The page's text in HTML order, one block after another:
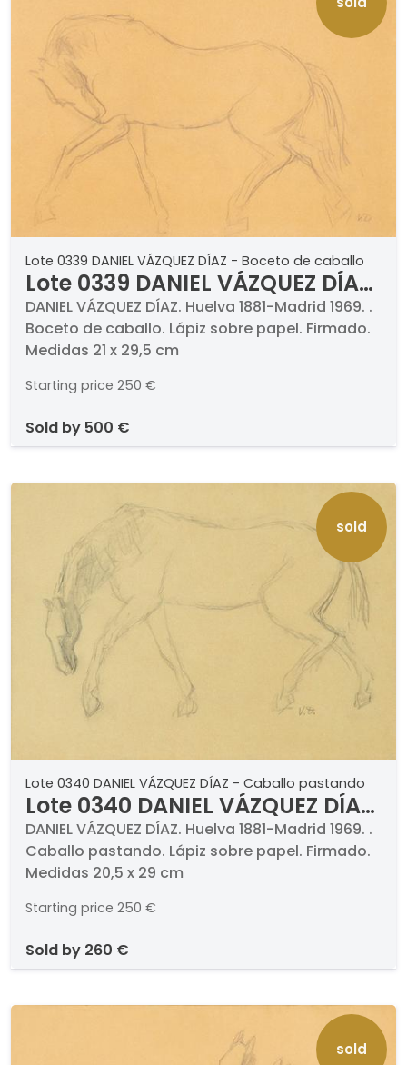
coleccionismo. Año XXIII nº 243, Madrid 1983,
pág. 22. VVAA, "Ortega Muñoz", Ed. Lunwerg,
Madrid 1989, (1º edición) pág. 179; (2º edición)
pág. 279. María Jesús Ávila Corchero, "Ortega
Muñoz", Ed. Fundación Caja Badajoz, Badajoz
2003, nº 30, pág. 66. Isabel García García,
"Ortega Muñoz. Catálogo Razonado", Ed.
Fundación Ortega Muñoz, Badajoz 2022, nº 160,
Lote 0339 DANIEL VÁZQUEZ DÍAZ - Boceto de caballo
Lote 0339 DANIEL VÁZQUEZ DÍAZ
- Boceto de caballo
DANIEL VÁZQUEZ DÍAZ. Huelva 1881-Madrid 1969. .
Boceto de caballo. Lápiz sobre papel. Firmado.
Medidas 21 x 29,5 cm
Starting price 250 €
sold by 500 €
sold
Lote 0340 DANIEL VÁZQUEZ DÍAZ - Caballo pastando
Lote 0340 DANIEL VÁZQUEZ DÍAZ
- Caballo pastando
DANIEL VÁZQUEZ DÍAZ. Huelva 1881-Madrid 1969. .
Caballo pastando. Lápiz sobre papel. Firmado.
Medidas 20,5 x 29 cm
Starting price 250 €
sold by 260 €
sold